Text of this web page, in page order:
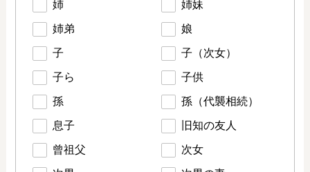
姉 姉妹
姉弟 娘
子 子（次女）
子ら 子供
孫 孫（代襲相続）
息子 旧知の友人
曾祖父 次女